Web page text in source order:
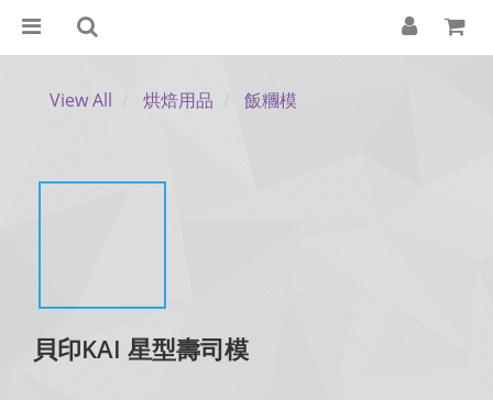
View All 烘焙用品 飯糰模
貝印KAI 星型壽司模